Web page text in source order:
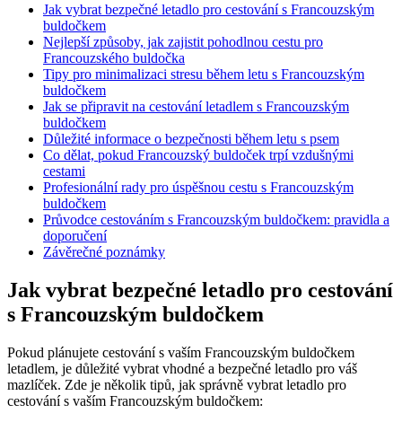
Jak vybrat bezpečné letadlo pro cestování s Francouzským
buldočkem
Nejlepší způsoby, jak zajistit pohodlnou cestu pro
Francouzského buldočka
Tipy pro minimalizaci stresu během letu s Francouzským
buldočkem
Jak se připravit na cestování letadlem s Francouzským
buldočkem
Důležité informace o bezpečnosti během letu s psem
Co dělat, pokud Francouzský buldoček trpí vzdušnými
cestami
Profesionální rady pro úspěšnou cestu s Francouzským
buldočkem
Průvodce cestováním s Francouzským buldočkem: pravidla a
doporučení
Závěrečné poznámky
Jak vybrat bezpečné letadlo pro cestování
s Francouzským buldočkem
Pokud plánujete cestování s vaším Francouzským buldočkem
letadlem, je důležité vybrat vhodné a bezpečné letadlo pro váš
mazlíček. Zde je několik tipů, jak správně vybrat letadlo pro
cestování s vaším Francouzským buldočkem: